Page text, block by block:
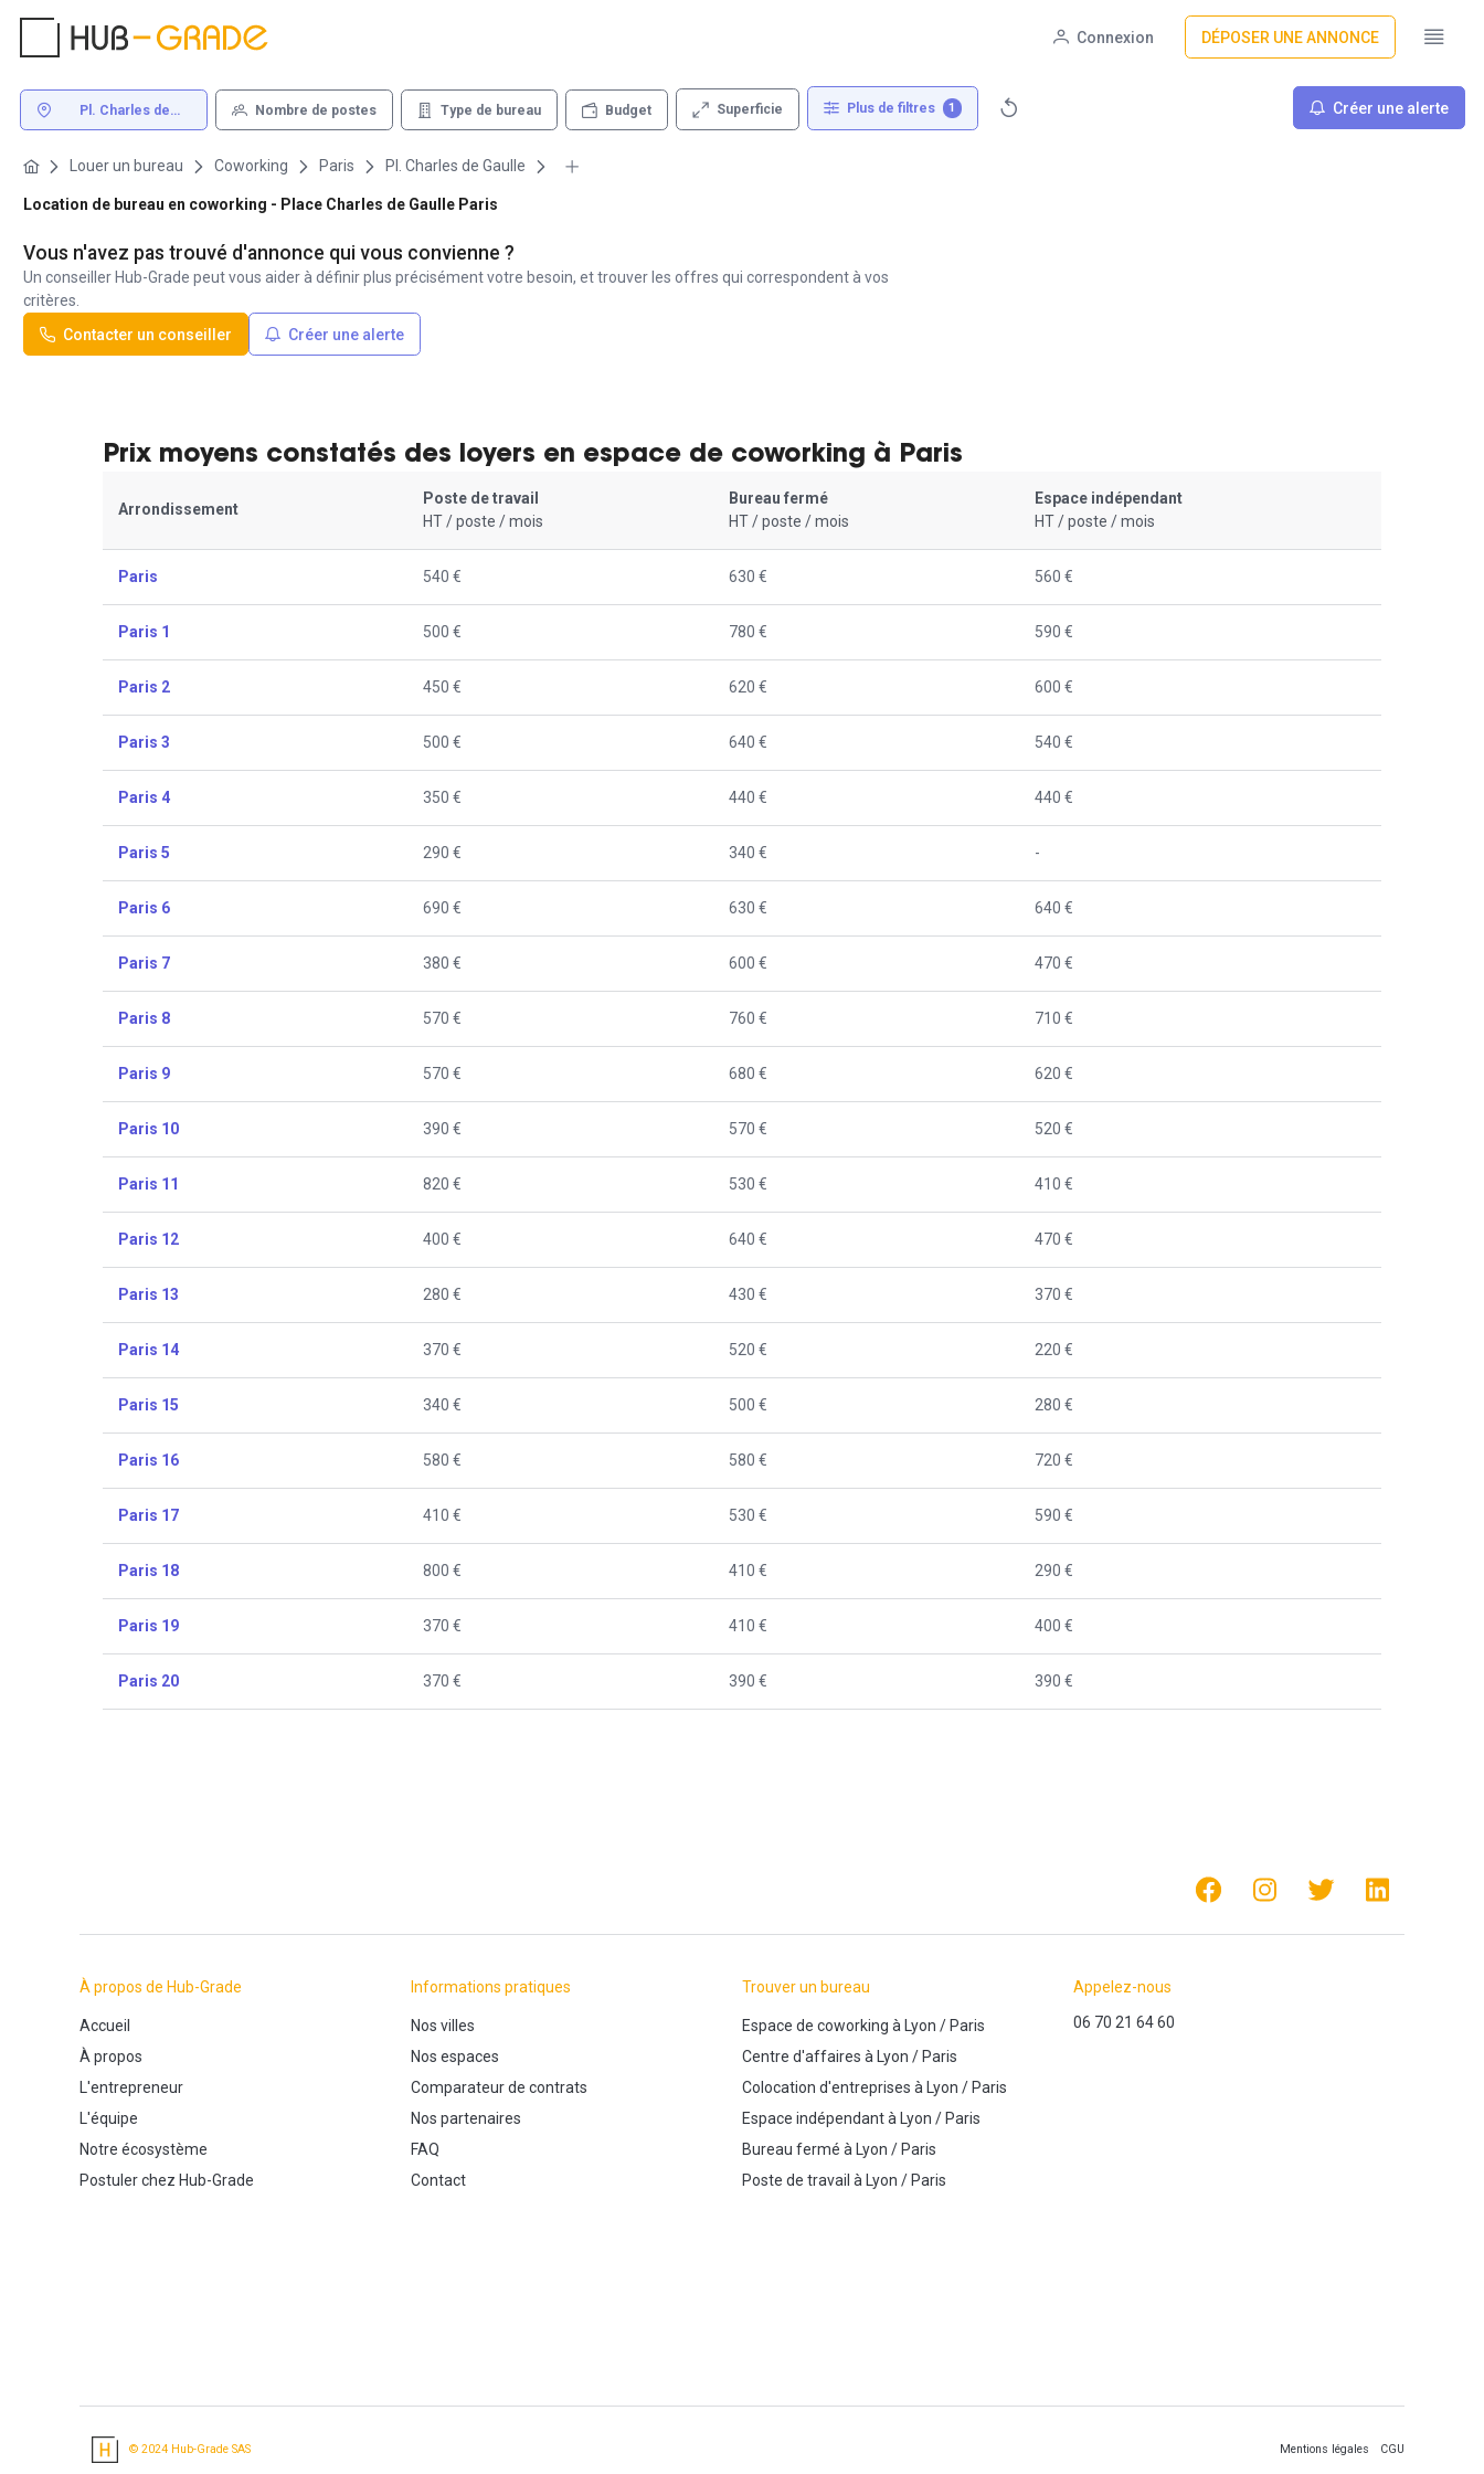
Connexion DÉPOSER UNE ANNONCE
Pl. Charles de
Nombre de postes Type de bureau Budget Superficie Plus de filtres 1 Créer une alerte
Louer un bureau Coworking Paris Pl. Charles de Gaulle
Location de bureau en coworking - Place Charles de Gaulle Paris
Vous n'avez pas trouvé d'annonce qui vous convienne ?
Un conseiller Hub-Grade peut vous aider à définir plus précisément votre besoin, et trouver les offres qui correspondent à vos
critères.
Contacter un conseiller
Créer une alerte
Prix moyens constatés des loyers en espace de coworking à Paris
Arrondissement
Poste de travail
HT / poste / mois
Bureau fermé
HT / poste / mois
Espace indépendant
HT / poste / mois
Paris 540 € 630 € 560 €
Paris 1 500 € 780 € 590 €
Paris 2 450 € 620 € 600 €
Paris 3 500 € 640 € 540 €
Paris 4 350 € 440 € 440 €
Paris 5 290 € 340 € -
Paris 6 690 € 630 € 640 €
Paris 7 380 € 600 € 470 €
Paris 8 570 € 760 € 710 €
Paris 9 570 € 680 € 620 €
Paris 10 390 € 570 € 520 €
Paris 11 820 € 530 € 410 €
Paris 12 400 € 640 € 470 €
Paris 13 280 € 430 € 370 €
Paris 14 370 € 520 € 220 €
Paris 15 340 € 500 € 280 €
Paris 16 580 € 580 € 720 €
Paris 17 410 € 530 € 590 €
Paris 18 800 € 410 € 290 €
Paris 19 370 € 410 € 400 €
Paris 20 370 € 390 € 390 €
À propos de Hub-Grade
Accueil
À propos
L'entrepreneur
L'équipe
Notre écosystème
Postuler chez Hub-Grade
Informations pratiques
Nos villes
Nos espaces
Comparateur de contrats
Nos partenaires
FAQ
Contact
Trouver un bureau
Espace de coworking à Lyon / Paris
Centre d'affaires à Lyon / Paris
Colocation d'entreprises à Lyon / Paris
Espace indépendantà Lyon / Paris
Bureau fermé à Lyon / Paris
Poste de travail à Lyon / Paris
Appelez-nous
06 70 21 64 60
© 2024 Hub-Grade SAS Mentions légales CGU